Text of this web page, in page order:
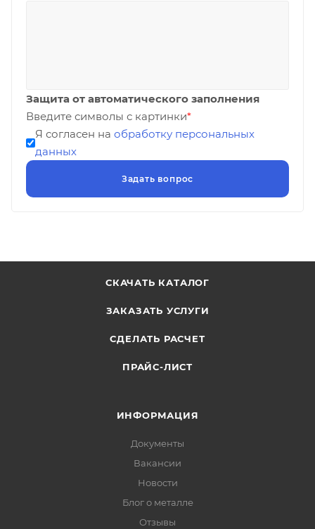
Защита от автоматического заполнения
Введите символы с картинки*
Я согласен на обработку персональных
данных
СКАЧАТЬ КАТАЛОГ
ЗАКАЗАТЬ УСЛУГИ
СДЕЛАТЬ РАСЧЕТ
ПРАЙС-ЛИСТ
ИНФОРМАЦИЯ
Документы
Вакансии
Новости
Блог о металле
Отзывы